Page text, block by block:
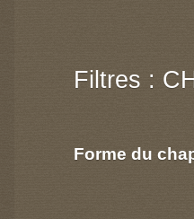
Filtres :
Forme du